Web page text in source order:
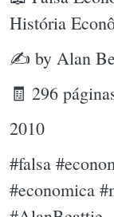
História
✍ by Alan
🧾 296
2010
#falsa
#economica